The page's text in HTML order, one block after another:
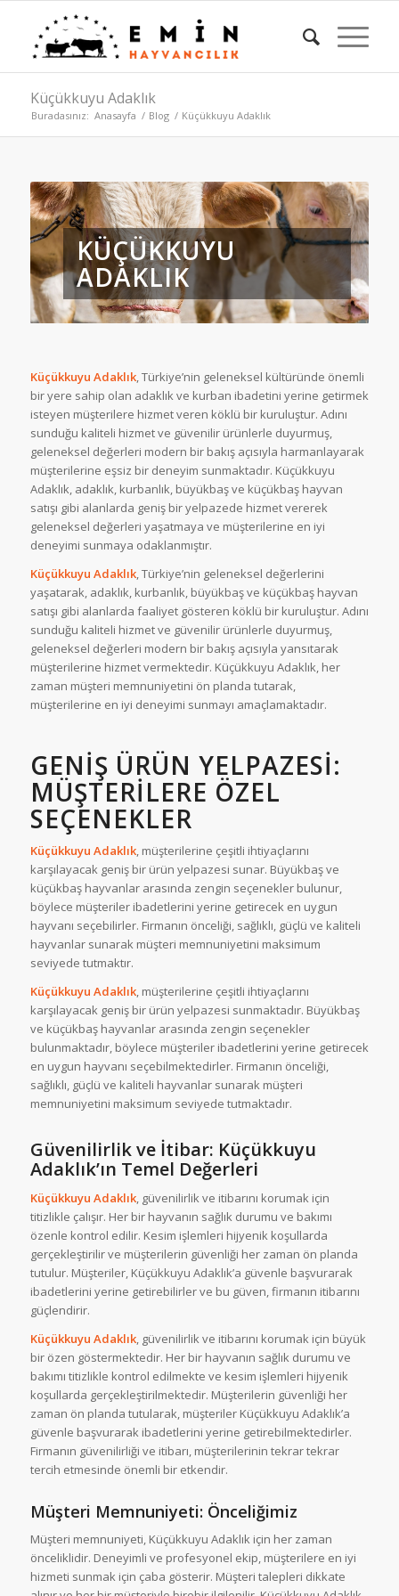
Küçükkuyu Adaklık
Buradasınız: Anasayfa / Blog / Küçükkuyu Adaklık
KÜÇÜKKUYU
ADAKLIK
Küçükkuyu Adaklık, Türkiye’nin geleneksel kültüründe önemli
bir yere sahip olan adaklık ve kurban ibadetini yerine getirmek
isteyen müşterilere hizmet veren köklü bir kuruluştur. Adını
sunduğu kaliteli hizmet ve güvenilir ürünlerle duyurmuş,
geleneksel değerleri modern bir bakış açısıyla harmanlayarak
müşterilerine eşsiz bir deneyim sunmaktadır. Küçükkuyu
Adaklık, adaklık, kurbanlık, büyükbaş ve küçükbaş hayvan
satışı gibi alanlarda geniş bir yelpazede hizmet vererek
geleneksel değerleri yaşatmaya ve müşterilerine en iyi
deneyimi sunmaya odaklanmıştır.
Küçükkuyu Adaklık, Türkiye’nin geleneksel değerlerini
yaşatarak, adaklık, kurbanlık, büyükbaş ve küçükbaş hayvan
satışı gibi alanlarda faaliyet gösteren köklü bir kuruluştur. Adını
sunduğu kaliteli hizmet ve güvenilir ürünlerle duyurmuş,
geleneksel değerleri modern bir bakış açısıyla yansıtarak
müşterilerine hizmet vermektedir. Küçükkuyu Adaklık, her
zaman müşteri memnuniyetini ön planda tutarak,
müşterilerine en iyi deneyimi sunmayı amaçlamaktadır.
GENIŞ ÜRÜN YELPAZESI:
MÜŞTERILERE ÖZEL
SEÇENEKLER
Küçükkuyu Adaklık, müşterilerine çeşitli ihtiyaçlarını
karşılayacak geniş bir ürün yelpazesi sunar. Büyükbaş ve
küçükbaş hayvanlar arasında zengin seçenekler bulunur,
böylece müşteriler ibadetlerini yerine getirecek en uygun
hayvanı seçebilirler. Firmanın önceliği, sağlıklı, güçlü ve kaliteli
hayvanlar sunarak müşteri memnuniyetini maksimum
seviyede tutmaktır.
Küçükkuyu Adaklık, müşterilerine çeşitli ihtiyaçlarını
karşılayacak geniş bir ürün yelpazesi sunmaktadır. Büyükbaş
ve küçükbaş hayvanlar arasında zengin seçenekler
bulunmaktadır, böylece müşteriler ibadetlerini yerine getirecek
en uygun hayvanı seçebilmektedirler. Firmanın önceliği,
sağlıklı, güçlü ve kaliteli hayvanlar sunarak müşteri
memnuniyetini maksimum seviyede tutmaktadır.
Güvenilirlik ve İtibar: Küçükkuyu
Adaklık’ın Temel Değerleri
Küçükkuyu Adaklık, güvenilirlik ve itibarını korumak için
titizlikle çalışır. Her bir hayvanın sağlık durumu ve bakımı
özenle kontrol edilir. Kesim işlemleri hijyenik koşullarda
gerçekleştirilir ve müşterilerin güvenliği her zaman ön planda
tutulur. Müşteriler, Küçükkuyu Adaklık’a güvenle başvurarak
ibadetlerini yerine getirebilirler ve bu güven, firmanın itibarını
güçlendirir.
Küçükkuyu Adaklık, güvenilirlik ve itibarını korumak için büyük
bir özen göstermektedir. Her bir hayvanın sağlık durumu ve
bakımı titizlikle kontrol edilmekte ve kesim işlemleri hijyenik
koşullarda gerçekleştirilmektedir. Müşterilerin güvenliği her
zaman ön planda tutularak, müşteriler Küçükkuyu Adaklık’a
güvenle başvurarak ibadetlerini yerine getirebilmektedirler.
Firmanın güvenilirliği ve itibarı, müşterilerinin tekrar tekrar
tercih etmesinde önemli bir etkendir.
Müşteri Memnuniyeti: Önceliğimiz
Müşteri memnuniyeti, Küçükkuyu Adaklık için her zaman
önceliklidir. Deneyimli ve profesyonel ekip, müşterilere en iyi
hizmeti sunmak için çaba gösterir. Müşteri talepleri dikkate